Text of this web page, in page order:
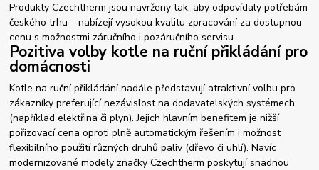
Produkty Czechtherm jsou navrženy tak, aby odpovídaly potřebám
českého trhu – nabízejí vysokou kvalitu zpracování za dostupnou
cenu s možnostmi záručního i pozáručního servisu.
Pozitiva volby kotle na ruční přikládání pro
domácnosti
Kotle na ruční přikládání nadále představují atraktivní volbu pro
zákazníky preferující nezávislost na dodavatelských systémech
(například elektřina či plyn). Jejich hlavním benefitem je nižší
pořizovací cena oproti plně automatickým řešením i možnost
flexibilního použití různých druhů paliv (dřevo či uhlí). Navíc
modernizované modely značky Czechtherm poskytují snadnou